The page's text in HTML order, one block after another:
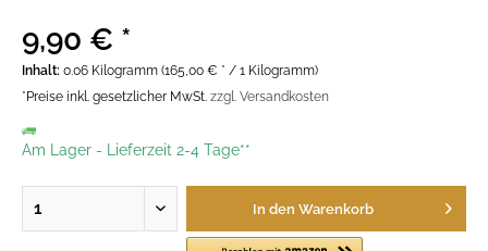
9,90 € *
Inhalt: 0.06 Kilogramm (165,00 € * / 1 Kilogramm)
*Preise inkl. gesetzlicher MwSt. zzgl. Versandkosten
Am Lager - Lieferzeit 2-4 Tage**
In den Warenkorb